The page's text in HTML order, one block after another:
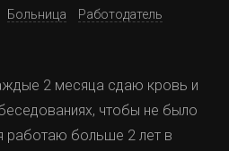
Больница
Работодатель
2 месяца сдаю кровь и
чтобы не было
работаю больше 2 лет в